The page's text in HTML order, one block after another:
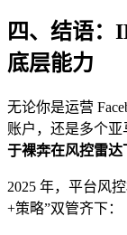
四、结语：
底层能力
无论你是运营
账户，还是多个亚
于裸奔在风控雷达
2025 年，平台风
+策略”双管齐下：